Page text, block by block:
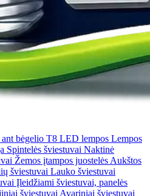
bėgelio T8 LED lempos Lempos
Spintelės šviestuvai Naktinė
Žemos įtampos juostelės Aukštos
šviestuvai Lauko šviestuvai
Įleidžiami šviestuvai, panelės
šviestuvai Avariniai šviestuvai